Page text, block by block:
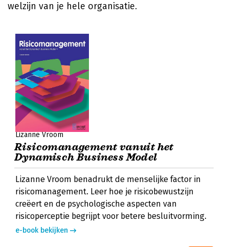
welzijn van je hele organisatie.
Lizanne Vroom
Risicomanagement vanuit het
Dynamisch Business Model
Lizanne Vroom benadrukt de menselijke factor in
risicomanagement. Leer hoe je risicobewustzijn
creëert en de psychologische aspecten van
risicoperceptie begrijpt voor betere besluitvorming.
e-book bekijken